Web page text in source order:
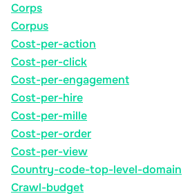
Corps
Corpus
Cost-per-action
Cost-per-click
Cost-per-engagement
Cost-per-hire
Cost-per-mille
Cost-per-order
Cost-per-view
Country-code-top-level-domain
Crawl-budget